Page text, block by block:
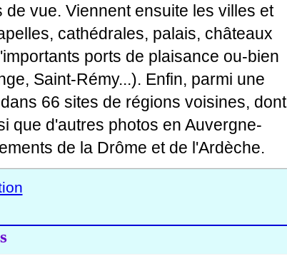
vue. Viennent ensuite les villes et
cathédrales, palais, châteaux
ports de plaisance ou-bien
Saint-Rémy...). Enfin, parmi une
66 sites de régions voisines, dont
que d'autres photos en Auvergne-
de la Drôme et de l'Ardèche.